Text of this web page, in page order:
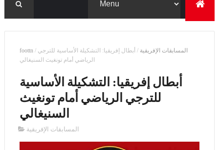
foottn / المسابقات الإفريقية / أبطال إفريقيا: التشكيلة الأساسية للترجي
الرياضي أمام تونغيث السنيغالي
أبطال إفريقيا: التشكيلة الأساسية
للترجي الرياضي أمام تونغيث
السنيغالي
المسابقات الإفريقية